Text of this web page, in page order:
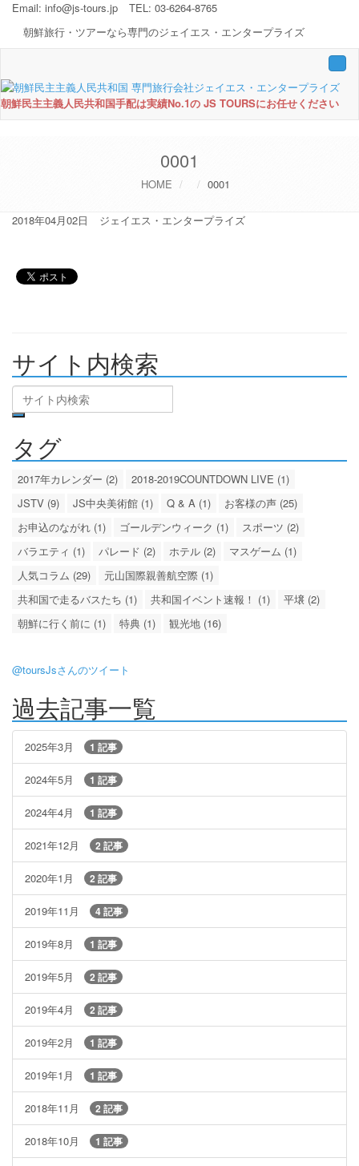
Email: info@js-tours.jp
TEL: 03-6264-8765
朝鮮旅行・ツアーなら専門のジェイエス・エンタープライズ
朝鮮民主主義人民共和国手配は実績No.1の JS TOURSにお任せください
0001
HOME 0001
2018年04月02日 ジェイエス・エンタープライズ
サイト内検索
タグ
2017年カレンダー (2)
2018-2019COUNTDOWN LIVE (1)
JSTV (9)
JS中央美術館 (1) Q & A (1)
お客様の声 (25)
お申込のながれ (1)
ゴールデンウィーク (1)
スポーツ (2)
バラエティ (1)
パレード (2) ホテル (2)
マスゲーム (1)
人気コラム (29)
元山国際親善航空際 (1)
共和国で走るバスたち (1)
共和国イベント速報！ (1)
平壌 (2)
朝鮮に行く前に (1)
特典 (1) 観光地 (16)
@toursJsさんのツイート
過去記事一覧
2025年3月 1 記事
2024年5月 1 記事
2024年4月 1 記事
2021年12月 2 記事
2020年1月 2 記事
2019年11月 4 記事
2019年8月 1 記事
2019年5月 2 記事
2019年4月 2 記事
2019年2月 1 記事
2019年1月 1 記事
2018年11月 2 記事
2018年10月 1 記事